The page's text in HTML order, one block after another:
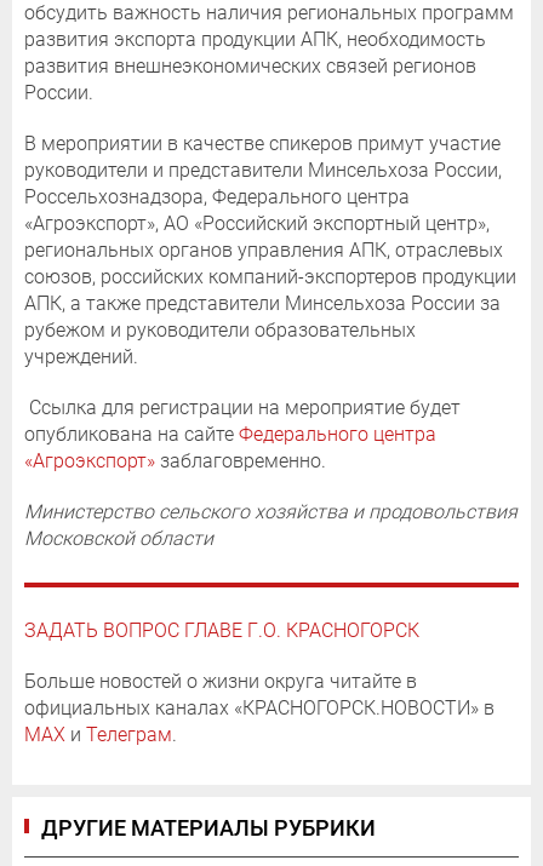
обсудить важность наличия региональных программ
развития экспорта продукции АПК, необходимость
развития внешнеэкономических связей регионов
России.
В мероприятии в качестве спикеров примут участие
руководители и представители Минсельхоза России,
Россельхознадзора, Федерального центра
«Агроэкспорт», АО «Российский экспортный центр»,
региональных органов управления АПК, отраслевых
союзов, российских компаний-экспортеров продукции
АПК, а также представители Минсельхоза России за
рубежом и руководители образовательных
учреждений.
Ссылка для регистрации на мероприятие будет
опубликована на сайте Федерального центра
«Агроэкспорт» заблаговременно.
Министерство сельского хозяйства и продовольствия
Московской области
ЗАДАТЬ ВОПРОС ГЛАВЕ Г.О. КРАСНОГОРСК
Больше новостей о жизни округа читайте в
официальных каналах «КРАСНОГОРСК.НОВОСТИ» в
MAX и Телеграм.
ДРУГИЕ МАТЕРИАЛЫ РУБРИКИ